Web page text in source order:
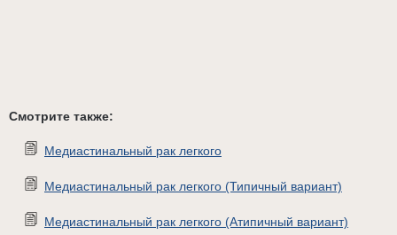
Смотрите также:
Медиастинальный рак легкого
Медиастинальный рак легкого (Типичный вариант)
Медиастинальный рак легкого (Атипичный вариант)